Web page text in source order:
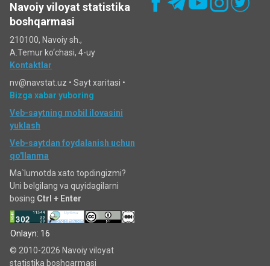
Navoiy viloyat statistika
boshqarmasi
210100, Navoiy sh.,
A.Temur ko‘chаsi, 4-uy
Kontaktlar
nv@navstat.uz • Sayt xaritasi •
Bizga xabar yuboring
Veb-saytning mobil ilovasini
yuklash
Veb-saytdan foydalanish uchun
qo'llanma
Ma`lumotda xato topdingizmi?
Uni belgilang va quyidagilarni
bosing Ctrl + Enter
Onlayn: 16
© 2010-2026 Navoiy viloyat
statistika boshqarmasi